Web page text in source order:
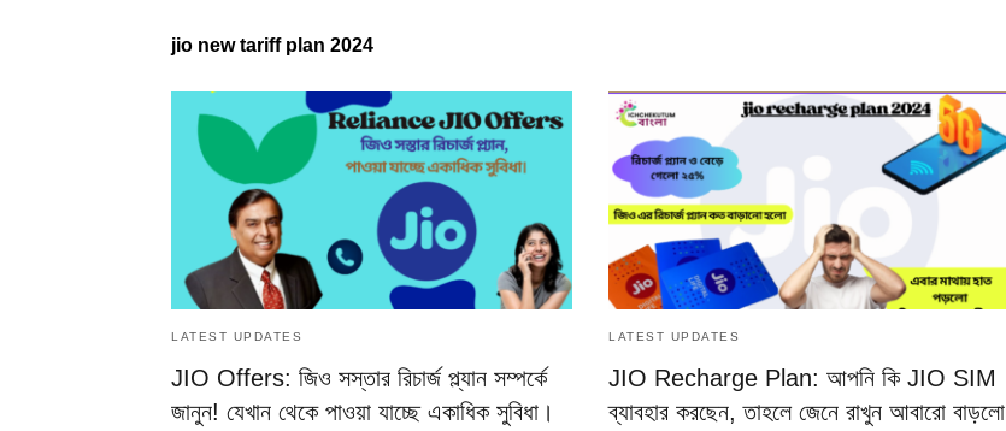
jio new tariff plan 2024
LATEST UPDATES
JIO Offers: জিও সস্তার রিচার্জ প্ল্যান সম্পর্কে
জানুন! যেখান থেকে পাওয়া যাচ্ছে একাধিক সুবিধা।
LATEST UPDATES
JIO Recharge Plan: আপনি কি JIO SIM
ব্যাবহার করছেন, তাহলে জেনে রাখুন আবারো বাড়লো